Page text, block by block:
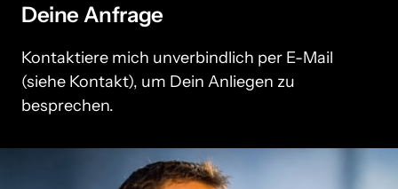
Deine Anfrage
Kontaktiere mich unverbindlich per E-Mail
(siehe Kontakt), um Dein Anliegen zu
besprechen.